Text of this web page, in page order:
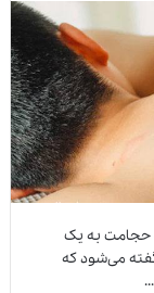
به یک
می‌شود که